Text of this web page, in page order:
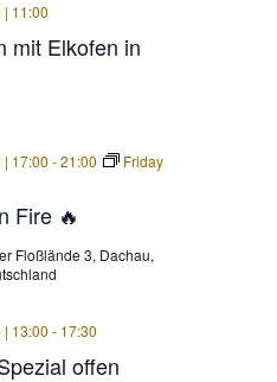
mit Elkofen in
11:00
Fire 🔥
17:00 -21:00
Friday
Floßlände 3, Dachau,
offen
13:00 - 17:30